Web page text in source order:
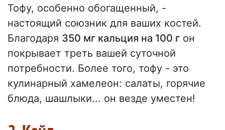
Тофу, особенно обогащенный, -
настоящий союзник для ваших костей.
Благодаря 350 мг кальция на 100 г он
покрывает треть вашей суточной
потребности. Более того, тофу - это
кулинарный хамелеон: салаты, горячие
блюда, шашлыки... он везде уместен!